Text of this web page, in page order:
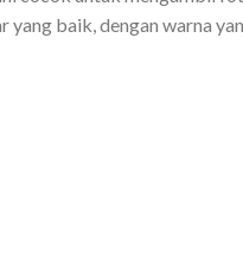
baik, dengan warna